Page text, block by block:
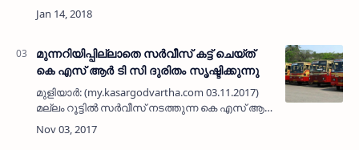
ബന്ധപ്പെട്ട് തമിഴ്‌നാട് സ്വദേശിയെ പോലീസ്
മുന്നറിയിപ്പില്ലാതെ സര്‍വീസ് കട്ട് ചെയ്ത്
കെ എസ് ആര്‍ ടി സി ദുരിതം സൃഷ്ടിക്കുന്നു
മുളിയാര്‍: (my.kasargodvartha.com 03.11.2017)
മല്ലം റൂട്ടില്‍ സര്‍വീസ് നടത്തുന്ന കെ എസ് ആര്‍
ചെയ്യുന്നത് ജനങ്ങള്‍ക്ക്